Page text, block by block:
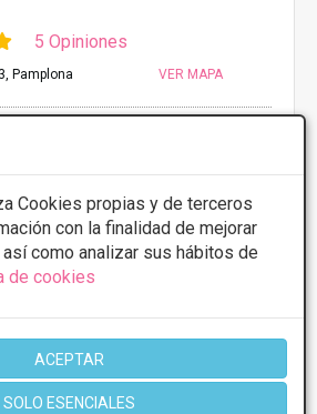
Cookies propias y de terceros
con la finalidad de mejorar
como analizar sus hábitos de
de cookies
ACEPTAR
SOLO ESENCIALES
5 Opiniones
Pamplona VER MAPA
GRATUITA
5% de descuento *
PRESUPUESTO
- 14:00 17:00 - 20:00
- 14:00 17:00 - 20:00
- 14:00 17:00 - 20:00
- 14:00